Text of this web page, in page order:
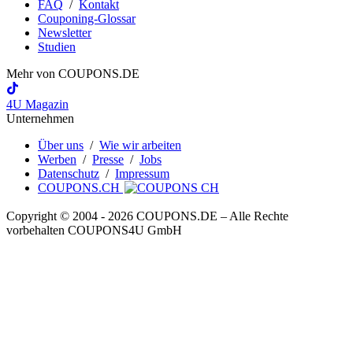
FAQ / Kontakt
Couponing-Glossar
Newsletter
Studien
Mehr von COUPONS.DE
4U Magazin
Unternehmen
Über uns / Wie wir arbeiten
Werben / Presse / Jobs
Datenschutz / Impressum
COUPONS.CH
Copyright © 2004 ‐ 2026 COUPONS.DE – Alle Rechte
vorbehalten COUPONS4U GmbH